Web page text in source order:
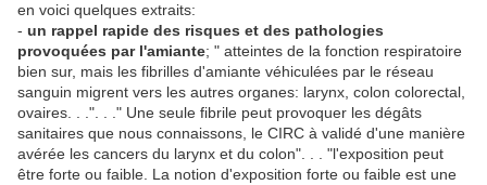
en voici quelques extraits:
- un rappel rapide des risques et des pathologies
provoquées par l'amiante; " atteintes de la fonction respiratoire
bien sur, mais les fibrilles d'amiante véhiculées par le réseau
sanguin migrent vers les autres organes: larynx, colon colorectal,
ovaires. . .". . ." Une seule fibrile peut provoquer les dégâts
sanitaires que nous connaissons, le CIRC à validé d'une manière
avérée les cancers du larynx et du colon". . . "l'exposition peut
être forte ou faible. La notion d'exposition forte ou faible est une